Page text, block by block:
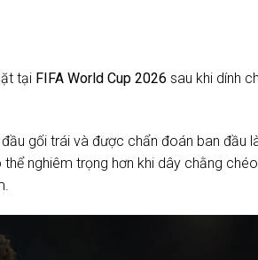
tại FIFA World Cup 2026 sau khi dính
gối trái và được chẩn đoán ban đầu
nghiêm trọng hơn khi dây chằng